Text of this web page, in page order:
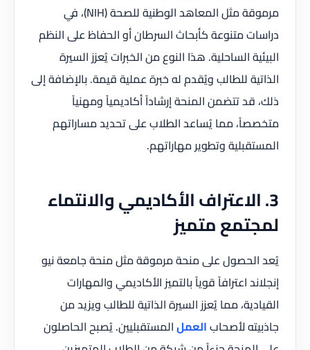
مرموقة مثل المعاهد الوطنية للصحة (NIH)، في
دراسات متنوعة كأبحاث السرطان أو الحفاظ على النظم
البيئية الساحلية. هذا النوع من الخبرات يُعزز السيرة
الذاتية للطالب ويُقدم له خبرة عملية قيمة. بالإضافة إلى
ذلك، قد تتضمن المنحة إرشاداً أكاديمياً ومهنياً
متخصصاً، مما يُساعد الطلاب على تحديد مساراتهم
المستقبلية وتطوير مهاراتهم.
3. الاعتراف الأكاديمي والانتماء
لمجتمع متميز
يُعد الحصول على منحة مرموقة مثل منحة جامعة نيو
إنجلاند اعترافاً قوياً بالتميز الأكاديمي والمهارات
القيادية، مما يُعزز السيرة الذاتية للطالب ويزيد من
جاذبيته لأصحابالعملالمستقبليين. يُصبح الحاصلون